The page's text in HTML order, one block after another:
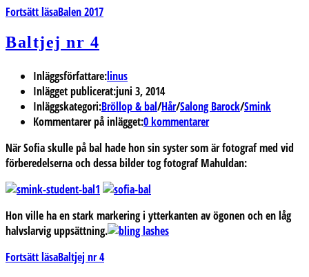
Fortsätt läsaBalen 2017
Baltjej nr 4
Inläggsförfattare:linus
Inlägget publicerat:juni 3, 2014
Inläggskategori:Bröllop & bal/Hår/Salong Barock/Smink
Kommentarer på inlägget:0 kommentarer
När Sofia skulle på bal hade hon sin syster som är fotograf med vid
förberedelserna och dessa bilder tog fotograf Mahuldan:
Hon ville ha en stark markering i ytterkanten av ögonen och en låg
halvslarvig uppsättning.
Fortsätt läsaBaltjej nr 4